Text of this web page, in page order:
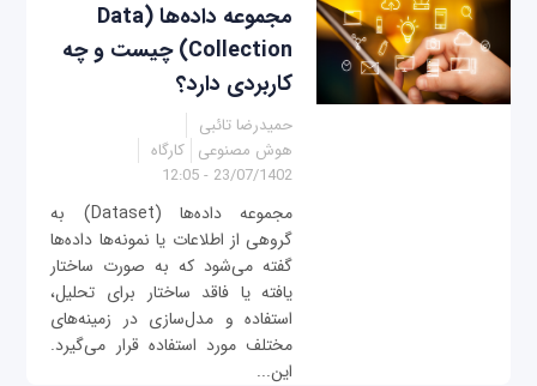
مجموعه داده‌ها (Data
Collection) چیست و چه
کاربردی دارد؟
حمیدرضا تائبی
هوش مصنوعی کارگاه
23/07/1402 - 12:05
مجموعه داده‌ها (Dataset) به
گروهی از اطلاعات یا نمونه‌ها داده‌ها
گفته می‌شود که به صورت ساختار
یافته یا فاقد ‌ساختار برای تحلیل،
استفاده و مدل‌سازی در زمینه‌های
مختلف مورد استفاده قرار می‌گیرد.
این...